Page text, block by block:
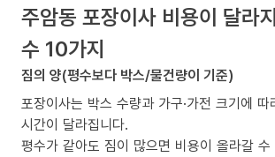
주암동 포장이사 비용이 달라
수 10가지
짐의 양(평수보다 박스/물건량이 기준)
포장이사는 박스 수량과 가구·가전 크기에
시간이 달라집니다.
평수가 같아도 짐이 많으면 비용이 올라갈 수